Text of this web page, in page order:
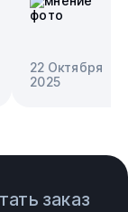
22 Октября
2025
заказ